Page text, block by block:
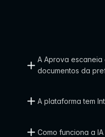
A Aprova
documentos da
A plataforma tem
Como funciona a